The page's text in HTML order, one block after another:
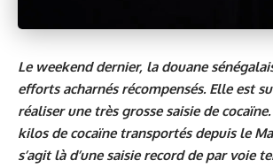
Le weekend dernier, la douane
efforts acharnés récompensés. Elle est
réaliser une très grosse saisie de
kilos de cocaïne transportés depuis le
s’agit là d’une saisie record de par voie